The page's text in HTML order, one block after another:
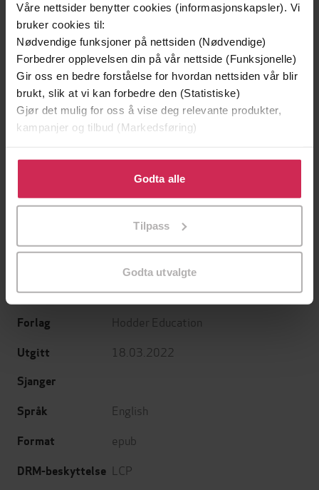
Våre nettsider benytter cookies (informasjonskapsler). Vi
bruker cookies til:
Nødvendige funksjoner på nettsiden (Nødvendige)
Forbedrer opplevelsen din på vår nettside (Funksjonelle)
Gir oss en bedre forståelse for hvordan nettsiden vår blir
brukt, slik at vi kan forbedre den (Statistiske)
Gjør det mulig for oss å vise deg relevante produkter,
kampanjer og tilbud (Markedsføring)
Klikk på «Godta alle» for å gi oss ditt samtykke til å
bruke cookies for alle disse formålene. Du kan også
tilpasse ditt samtykke til spesifikke formål ved å klikke
Godta alle
Tilpass
Godta utvalgte
129,-
Jo Nesbø
129,-
Jørn Lier Horst
Forfattere Paul Hoang(forfatter)
Forlag Hodder Education
Utgitt 18.03.2022
Sjanger
Språk
English
Format epub
DRM-beskyttelse LCP